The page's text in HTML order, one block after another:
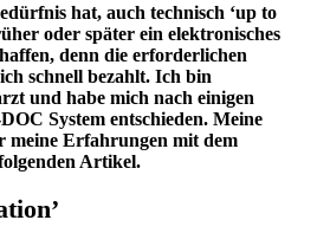
hat, auch technisch ‘up to
oder später ein elektronisches
denn die erforderlichen
schnell bezahlt. Ich bin
und habe mich nach einigen
System entschieden. Meine
meine Erfahrungen mit dem
Artikel.